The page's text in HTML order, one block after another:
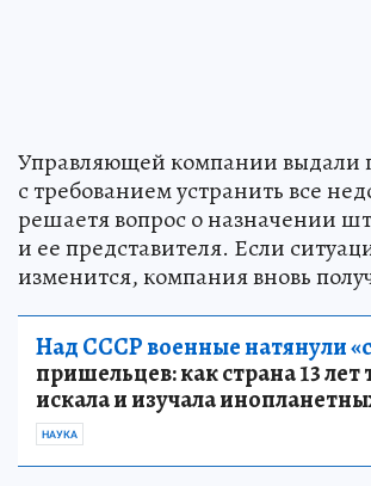
Управляющей компании выдали
с требованием устранить все
решаетя вопрос о назначении
и ее представителя. Если
изменится, компания вновь
Над СССР военные натянули
пришельцев: как страна 13 лет
искала и изучала
НАУКА